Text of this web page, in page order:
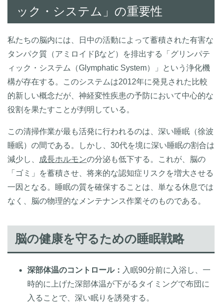
ック・システム」の重要性
私たちの脳内には、日中の活動によって蓄積された有害な
タンパク質（アミロイドβなど）を排出する「グリンパテ
ィック・システム（Glymphatic System）」という浄化機
構が存在する。このシステムは2012年に発見された比較
的新しい概念だが、神経変性疾患の予防において中心的な
役割を果たすことが判明している。
この清掃作業が最も活発に行われるのは、深い睡眠（徐波
睡眠）の間である。しかし、30代を境に深い睡眠の割合は
減少し、
成長ホルモンの分泌も低下する。これが、脳の
「ゴミ」を蓄積させ、将来的な認知症リスクを増大させる
一因となる。睡眠の質を確保することは、単なる休息では
なく、脳の物理的なメンテナンス作業そのものである。
脳の健康を守るための睡眠戦略
深部体温のコントロール： 入眠90分前に入浴し、一
時的に上げた深部体温が下がるタイミングで布団に
入ることで、深い眠りを誘発する。